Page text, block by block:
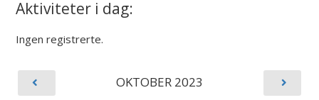
Aktiviteter i dag:
Ingen registrerte.
OKTOBER 2023